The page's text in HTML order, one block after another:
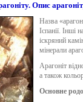
Опис
Назва
Іспанії. Інші
іскряний
мінерали
Арагоніт
а також
Основне